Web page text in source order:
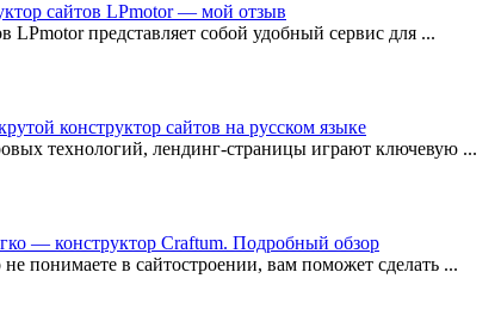
сайтов LPmotor — мой отзыв
LPmotor представляет собой удобный сервис для ...
конструктор сайтов на русском языке
технологий, лендинг-страницы играют ключевую ...
— конструктор Craftum. Подробный обзор
понимаете в сайтостроении, вам поможет сделать ...